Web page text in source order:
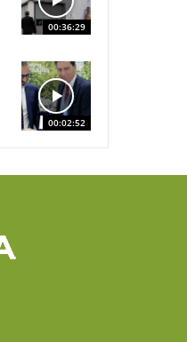
00:36:29
00:02:52